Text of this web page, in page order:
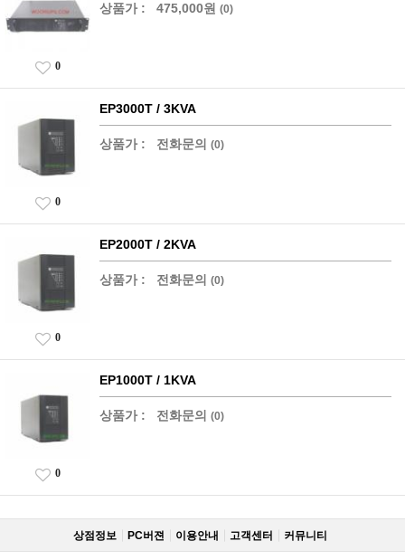
상품가 : 475,000원 (0)
0
EP3000T / 3KVA
상품가 : 전화문의 (0)
0
EP2000T / 2KVA
상품가 : 전화문의 (0)
0
EP1000T / 1KVA
상품가 : 전화문의 (0)
0
상점정보 PC버젼 이용안내 고객센터 커뮤니티